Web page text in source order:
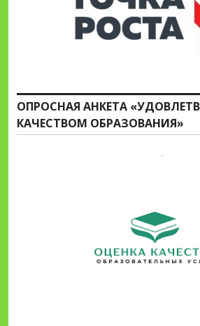
ОПРОСНАЯ АНКЕТА
КАЧЕСТВОМ ОБРАЗОВАНИЯ»